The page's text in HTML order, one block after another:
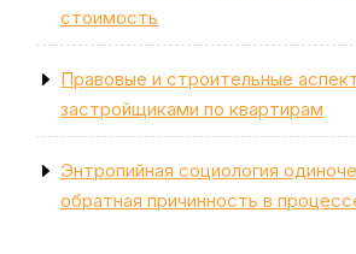
стоимость
Правовые и строительные
застройщиками по квартирам
Энтропийная социология
обратная причинность в